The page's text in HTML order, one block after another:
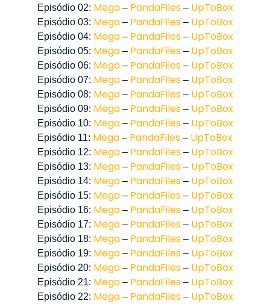
Episódio 02: Mega– PandaFiles– UpToBox
Episódio 03: Mega– PandaFiles– UpToBox
Episódio 04: Mega– PandaFiles– UpToBox
Episódio 05: Mega– PandaFiles– UpToBox
Episódio 06: Mega– PandaFiles– UpToBox
Episódio 07: Mega– PandaFiles– UpToBox
Episódio 08: Mega– PandaFiles– UpToBox
Episódio 09: Mega– PandaFiles– UpToBox
Episódio 10: Mega– PandaFiles– UpToBox
Episódio 11: Mega – PandaFiles – UpToBox
Episódio 12: Mega– PandaFiles– UpToBox
Episódio 13: Mega– PandaFiles– UpToBox
Episódio 14: Mega– PandaFiles– UpToBox
Episódio 15: Mega– PandaFiles– UpToBox
Episódio 16: Mega– PandaFiles– UpToBox
Episódio 17: Mega– PandaFiles– UpToBox
Episódio 18: Mega– PandaFiles– UpToBox
Episódio 19: Mega– PandaFiles– UpToBox
Episódio 20: Mega– PandaFiles– UpToBox
Episódio 21: Mega– PandaFiles– UpToBox
Episódio 22: Mega– PandaFiles– UpToBox